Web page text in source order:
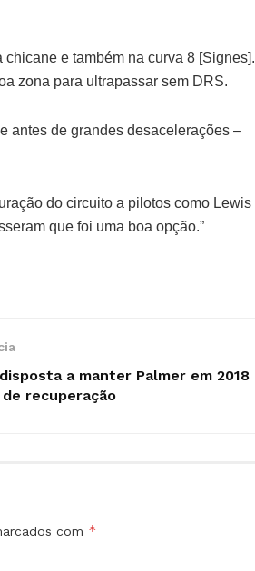
e também na curva 8 [Signes].
zona para ultrapassar sem DRS.
antes de grandes desacelerações –
do circuito a pilotos como Lewis
que foi uma boa opção.”
a manter Palmer em 2018
de recuperação
com *